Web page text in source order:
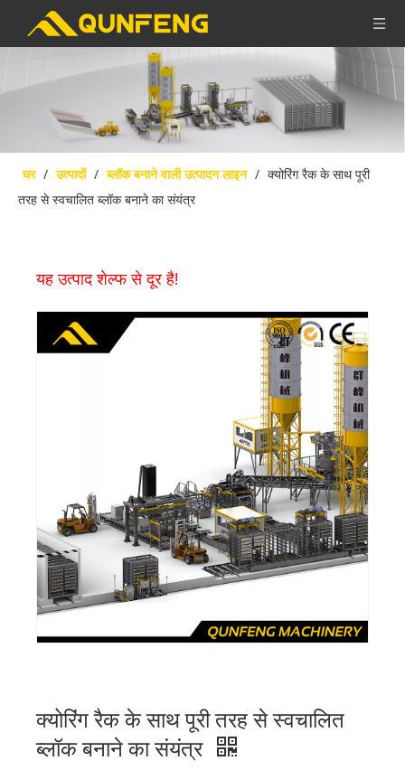
घर / उत्पादों / ब्लॉक बनाने वाली उत्पादन लाइन / क्योरिंग रैक के साथ पूरी
तरह से स्वचालित ब्लॉक बनाने का संयंत्र
यह उत्पाद शेल्फ से दूर है!
क्योरिंग रैक के साथ पूरी तरह से स्वचालित
ब्लॉक बनाने का संयंत्र